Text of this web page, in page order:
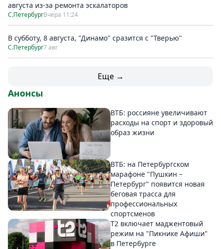
августа из-за ремонта эскалаторов
С.ПетербургВчера 11:24
В субботу, 8 августа, "Динамо" сразится с "Тверью"
С.Петербург7 авг
Еще →
Анонсы
ВТБ: россияне увеличивают
расходы на спорт и здоровый
образ жизни
ВТБ: на Петербургском
марафоне "Пушкин –
Петербург" появится новая
беговая трасса для
профессиональных
спортсменов
Т2 включает маджентовый
режим на "Пикнике Афиши"
в Петербурге